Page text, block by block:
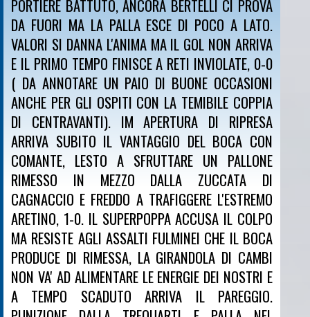
PORTIERE BATTUTO, ANCORA BERTELLI CI PROVA
DA FUORI MA LA PALLA ESCE DI POCO A LATO.
VALORI SI DANNA L'ANIMA MA IL GOL NON ARRIVA
E IL PRIMO TEMPO FINISCE A RETI INVIOLATE, 0-0
( DA ANNOTARE UN PAIO DI BUONE OCCASIONI
ANCHE PER GLI OSPITI CON LA TEMIBILE COPPIA
DI CENTRAVANTI). IM APERTURA DI RIPRESA
ARRIVA SUBITO IL VANTAGGIO DEL BOCA CON
COMANTE, LESTO A SFRUTTARE UN PALLONE
RIMESSO IN MEZZO DALLA ZUCCATA DI
CAGNACCIO E FREDDO A TRAFIGGERE L'ESTREMO
ARETINO, 1-0. IL SUPERPOPPA ACCUSA IL COLPO
MA RESISTE AGLI ASSALTI FULMINEI CHE IL BOCA
PRODUCE DI RIMESSA, LA GIRANDOLA DI CAMBI
NON VA' AD ALIMENTARE LE ENERGIE DEI NOSTRI E
A TEMPO SCADUTO ARRIVA IL PAREGGIO.